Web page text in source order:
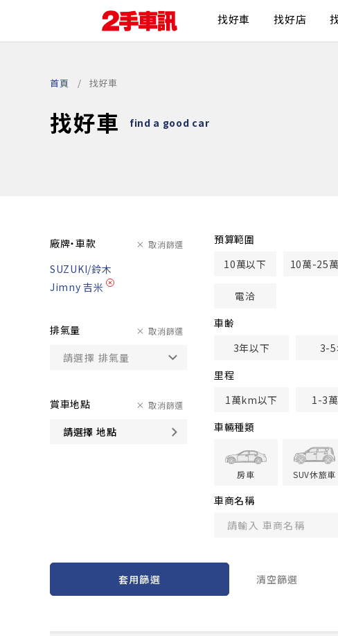
找好車 找好店
首頁 找好車
找好車 find a good car
廠牌・車款 取消篩選
SUZUKI/鈴木
Jimny 吉米
排氣量 取消篩選
賞車地點
請選擇 地點
取消篩選
預算範圍
10萬以下
10萬-25萬
電洽
車齢
3年以下
3-
里程
1萬km以下
1-3
車輛種類
房車 SUV休旅車
車商名稱
套用篩選 清空篩選